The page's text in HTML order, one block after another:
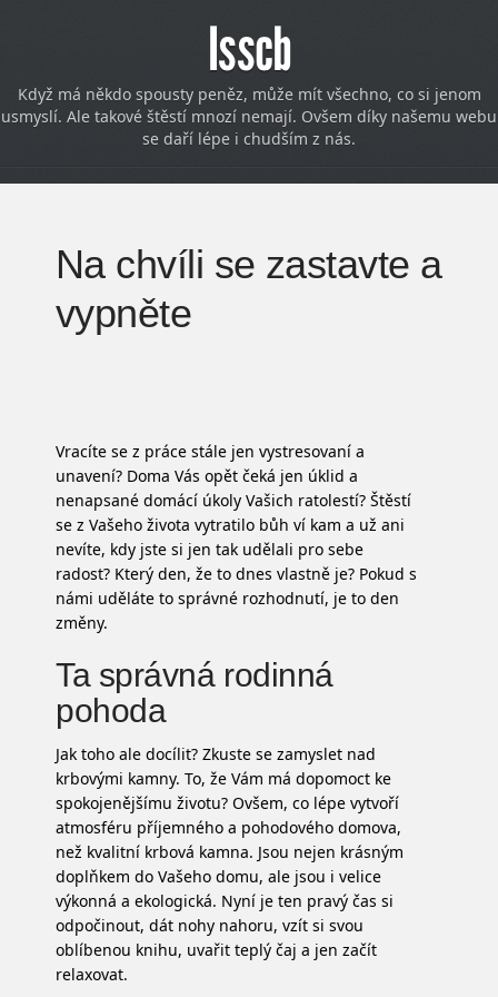
Isscb
Když má někdo spousty peněz, může mít všechno, co si jenom
usmyslí. Ale takové štěstí mnozí nemají. Ovšem díky našemu webu
se daří lépe i chudším z nás.
Na chvíli se zastavte a
vypněte
Vracíte se z práce stále jen vystresovaní a
unavení? Doma Vás opět čeká jen úklid a
nenapsané domácí úkoly Vašich ratolestí? Štěstí
se z Vašeho života vytratilo bůh ví kam a už ani
nevíte, kdy jste si jen tak udělali pro sebe
radost? Který den, že to dnes vlastně je? Pokud s
námi uděláte to správné rozhodnutí, je to den
změny.
Ta správná rodinná
pohoda
Jak toho ale docílit? Zkuste se zamyslet nad
krbovými kamny. To, že Vám má dopomoct ke
spokojenějšímu životu? Ovšem, co lépe vytvoří
atmosféru příjemného a pohodového domova,
než kvalitní krbová kamna. Jsou nejen krásným
doplňkem do Vašeho domu, ale jsou i velice
výkonná a ekologická. Nyní je ten pravý čas si
odpočinout, dát nohy nahoru, vzít si svou
oblíbenou knihu, uvařit teplý čaj a jen začít
relaxovat.